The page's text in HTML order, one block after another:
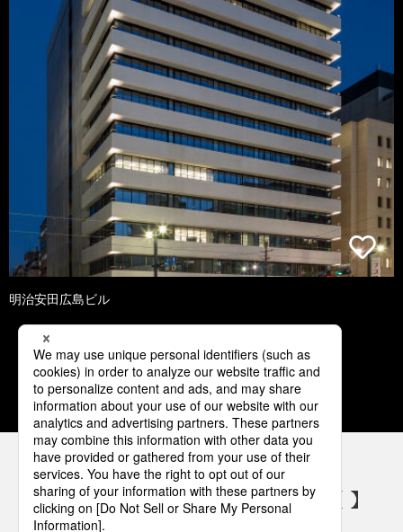
明治安田広島ビル
1 2 3 4 5
パナソニックの電気設備 SNSアカウント